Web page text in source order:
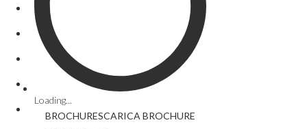
Loading...
BROCHURESCARICA BROCHURE